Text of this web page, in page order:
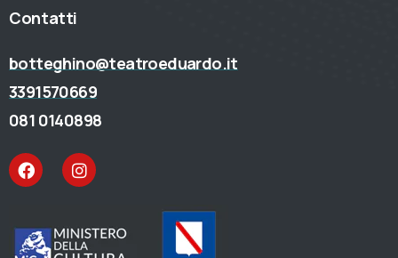
Contatti
botteghino@teatroeduardo.it
3391570669
081 0140898